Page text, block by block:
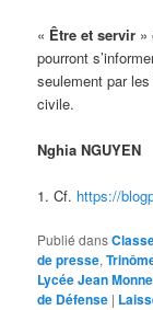
« Être et servir »
pourront
seulement par
civile.
Nghia NGUYEN
1. Cf. https://
Publié dans
de presse,
Lycée Jean
de Défense |